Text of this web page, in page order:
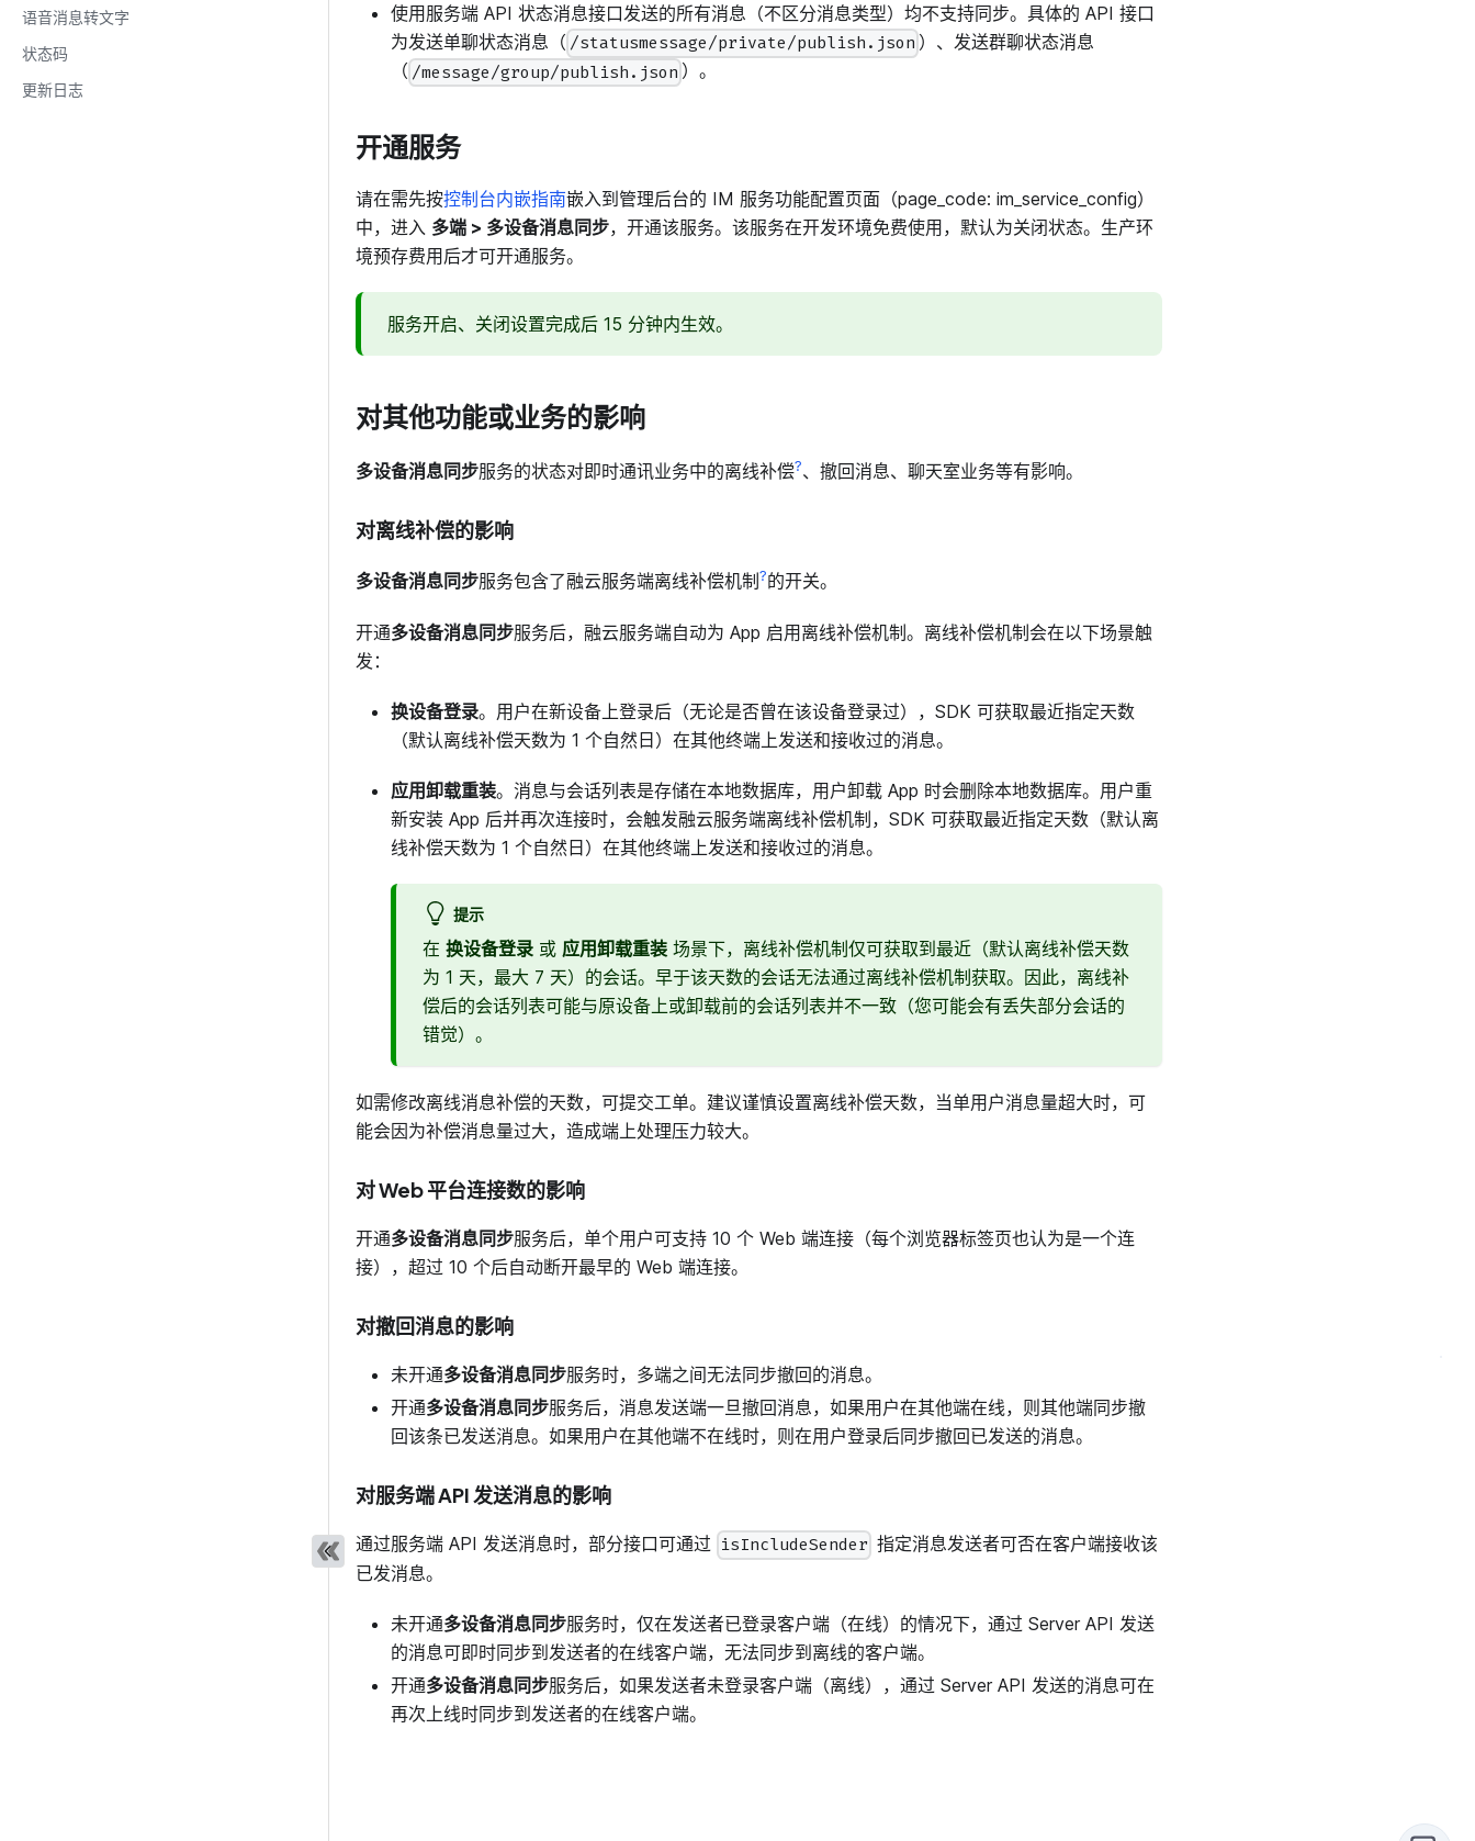
语音消息转文字
状态码
更新日志
使用服务端 API 状态消息接口发送的所有消息（不区分消息类型）均不支持同步。具体的 API 接口
为发送单聊状态消息（ /statusmessage/private/publish.json ）、发送群聊状态消息
（ /message/group/publish.json ）。
开通服务
请在需先按控制台内嵌指南嵌入到管理后台的 IM 服务功能配置页面（page_code: im_service_config）
中，进入 多端 > 多设备消息同步，开通该服务。该服务在开发环境免费使用，默认为关闭状态。生产环
境预存费用后才可开通服务。
服务开启、关闭设置完成后 15 分钟内生效。
对其他功能或业务的影响
多设备消息同步服务的状态对即时通讯业务中的离线补偿?、撤回消息、聊天室业务等有影响。
对离线补偿的影响
多设备消息同步服务包含了融云服务端离线补偿机制 ?的开关。
开通多设备消息同步服务后，融云服务端自动为 App 启用离线补偿机制。离线补偿机制会在以下场景触
发：
换设备登录。用户在新设备上登录后（无论是否曾在该设备登录过），SDK 可获取最近指定天数
（默认离线补偿天数为 1 个自然日）在其他终端上发送和接收过的消息。
应用卸载重装。消息与会话列表是存储在本地数据库，用户卸载 App 时会删除本地数据库。用户重
新安装 App 后并再次连接时，会触发融云服务端离线补偿机制，SDK 可获取最近指定天数（默认离
线补偿天数为 1 个自然日）在其他终端上发送和接收过的消息。
提示
在 换设备登录 或 应用卸载重装 场景下，离线补偿机制仅可获取到最近（默认离线补偿天数
为 1 天，最大 7 天）的会话。早于该天数的会话无法通过离线补偿机制获取。因此，离线补
偿后的会话列表可能与原设备上或卸载前的会话列表并不一致（您可能会有丢失部分会话的
错觉）。
如需修改离线消息补偿的天数，可提交工单。建议谨慎设置离线补偿天数，当单用户消息量超大时，可
能会因为补偿消息量过大，造成端上处理压力较大。
对 Web 平台连接数的影响
开通多设备消息同步服务后，单个用户可支持 10 个 Web 端连接（每个浏览器标签页也认为是一个连
接），超过 10 个后自动断开最早的 Web 端连接。
对撤回消息的影响
未开通多设备消息同步服务时，多端之间无法同步撤回的消息。
开通多设备消息同步服务后，消息发送端一旦撤回消息，如果用户在其他端在线，则其他端同步撤
回该条已发送消息。如果用户在其他端不在线时，则在用户登录后同步撤回已发送的消息。
对服务端 API 发送消息的影响
通过服务端 API 发送消息时，部分接口可通过 isIncludeSender 指定消息发送者可否在客户端接收该
已发消息。
未开通多设备消息同步服务时，仅在发送者已登录客户端（在线）的情况下，通过 Server API 发送
的消息可即时同步到发送者的在线客户端，无法同步到离线的客户端。
开通多设备消息同步服务后，如果发送者未登录客户端（离线），通过 Server API 发送的消息可在
再次上线时同步到发送者的在线客户端。